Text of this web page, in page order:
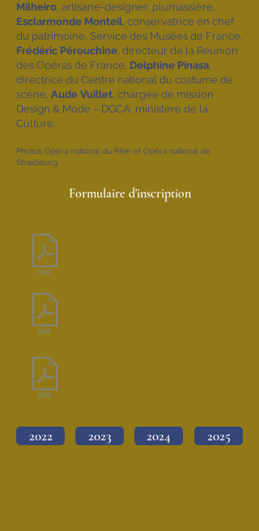
Milheiro, artisane-designer, plumassière,
Esclarmonde Monteil, conservatrice en chef
du patrimoine, Service des Musées de France,
Frédéric Pérouchine, directeur de la Réunion
des Opéras de France, Delphine Pinasa,
directrice du Centre national du costume de
scène, Aude Vuillet, chargée de mission
Design & Mode – DGCA, ministère de la
Culture.
Photos Opéra national du Rhin et Opéra national de
Strasbourg
Formulaire d'inscription
2022 2023 2024 2025